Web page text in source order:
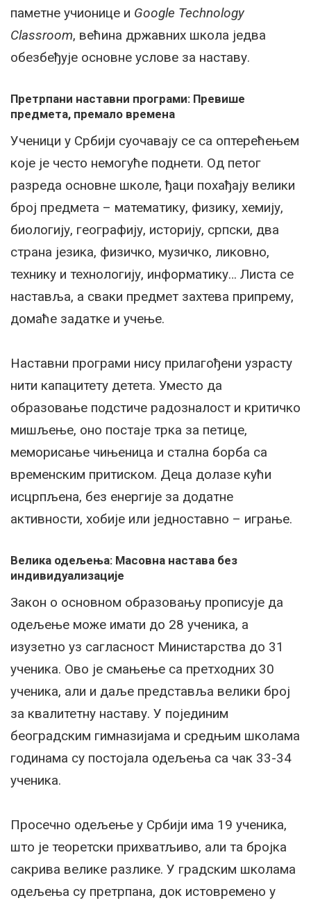
паметне учионице и Google Technology
Classroom, већина државних школа једва
обезбеђује основне услове за наставу.
Претрпани наставни програми: Превише
предмета, премало времена
Ученици у Србији суочавају се са оптерећењем
које је често немогуће поднети. Од петог
разреда основне школе, ђаци похађају велики
број предмета – математику, физику, хемију,
биологију, географију, историју, српски, два
страна језика, физичко, музичко, ликовно,
технику и технологију, информатику… Листа се
наставља, а сваки предмет захтева припрему,
домаће задатке и учење.
Наставни програми нису прилагођени узрасту
нити капацитету детета. Уместо да
образовање подстиче радозналост и критичко
мишљење, оно постаје трка за петице,
меморисање чињеница и стална борба са
временским притиском. Деца долазе кући
исцрпљена, без енергије за додатне
активности, хобије или једноставно – играње.
Велика одељења: Масовна настава без
индивидуализације
Закон о основном образовању прописује да
одељење може имати до 28 ученика, а
изузетно уз сагласност Министарства до 31
ученика. Ово је смањење са претходних 30
ученика, али и даље представља велики број
за квалитетну наставу. У појединим
београдским гимназијама и средњим школама
годинама су постојала одељења са чак 33-34
ученика.
Просечно одељење у Србији има 19 ученика,
што је теоретски прихватљиво, али та бројка
сакрива велике разлике. У градским школама
одељења су претрпана, док истовремено у